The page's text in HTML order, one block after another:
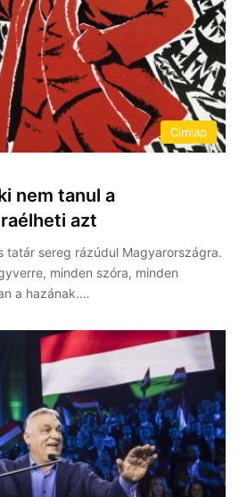
Címlap
nem tanul a
azt
tatár sereg rázúdul Magyarországra.
minden szóra, minden
a hazának.…